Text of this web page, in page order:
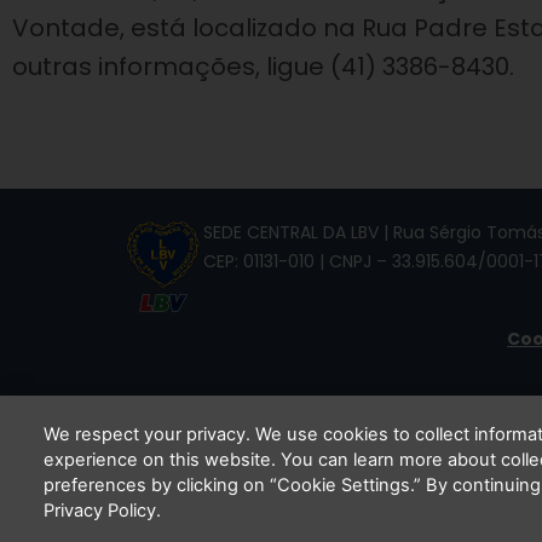
Vontade, está localizado na Rua Padre
outras informações, ligue (41) 3386-8430.
SEDE CENTRAL DA LBV | Rua Sérgio
CEP: 01131-010 | CNPJ – 33.915.604/
Li e
We respect your privacy. We use cookies to collect
experience on this website. You can learn more about
preferences by clicking on “Cookie Settings.” By
Privacy Policy.